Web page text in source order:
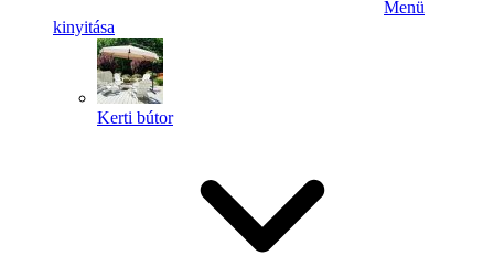
Menü
kinyitása
Kerti bútor